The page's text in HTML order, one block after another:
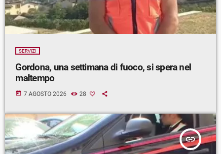
SERVIZI
Gordona, una settimana di fuoco, si spera nel
maltempo
today 7 AGOSTO 2026 28
insert_link